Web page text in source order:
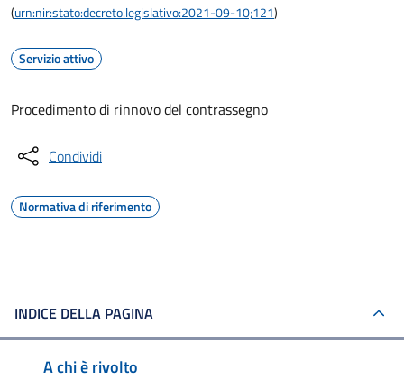
(urn:nir:stato:decreto.legislativo:2021-09-10;121)
Servizio attivo
Procedimento di rinnovo del contrassegno
Condividi
Normativa di riferimento
INDICE DELLA PAGINA
A chi è rivolto